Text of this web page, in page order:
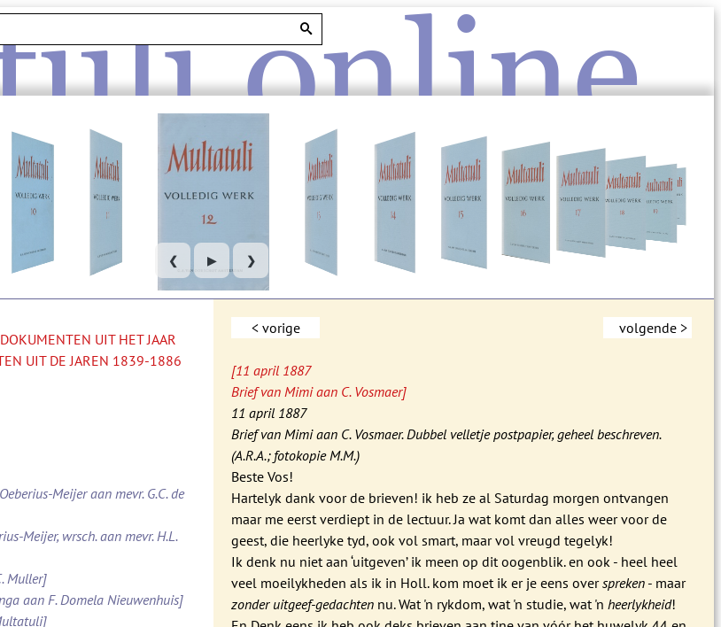
❮ ▶ ❯
UIT HET JAAR
UIT DE JAREN 1839-1886
Meijer aan mevr. G.C. de
Meijer, wrsch. aan mevr. H.L.
Muller]
aan F. Domela Nieuwenhuis]
< vorige volgende >
[11 april 1887
Brief van Mimi aan C. Vosmaer]
11 april 1887
Brief van Mimi aan C. Vosmaer. Dubbel velletje postpapier, geheel beschreven.
(A.R.A.; fotokopie M.M.)
Beste Vos!
Hartelyk dank voor de brieven! ik heb ze al Saturdag morgen ontvangen
maar me eerst verdiept in de lectuur. Ja wat komt dan alles weer voor de
geest, die heerlyke tyd, ook vol smart, maar vol vreugd tegelyk!
Ik denk nu niet aan ‘uitgeven’ ik meen op dit oogenblik. en ook - heel heel
veel moeilykheden als ik in Holl. kom moet ik er je eens overspreken - maar
zonder uitgeef-gedachten nu. Wat 'n rykdom, wat 'n studie, wat 'nheerlykheid!